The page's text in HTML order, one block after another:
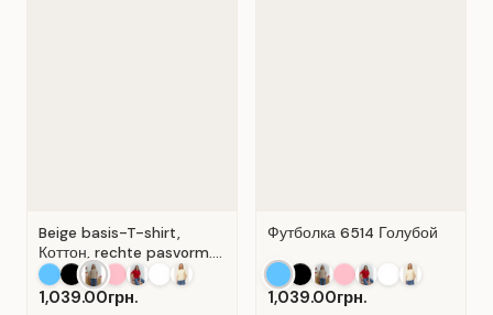
Beige basis-T-shirt,
Коттон, rechte pasvorm.
Beige .
1,039.00грн.
Футболка 6514 Голубой
1,039.00грн.